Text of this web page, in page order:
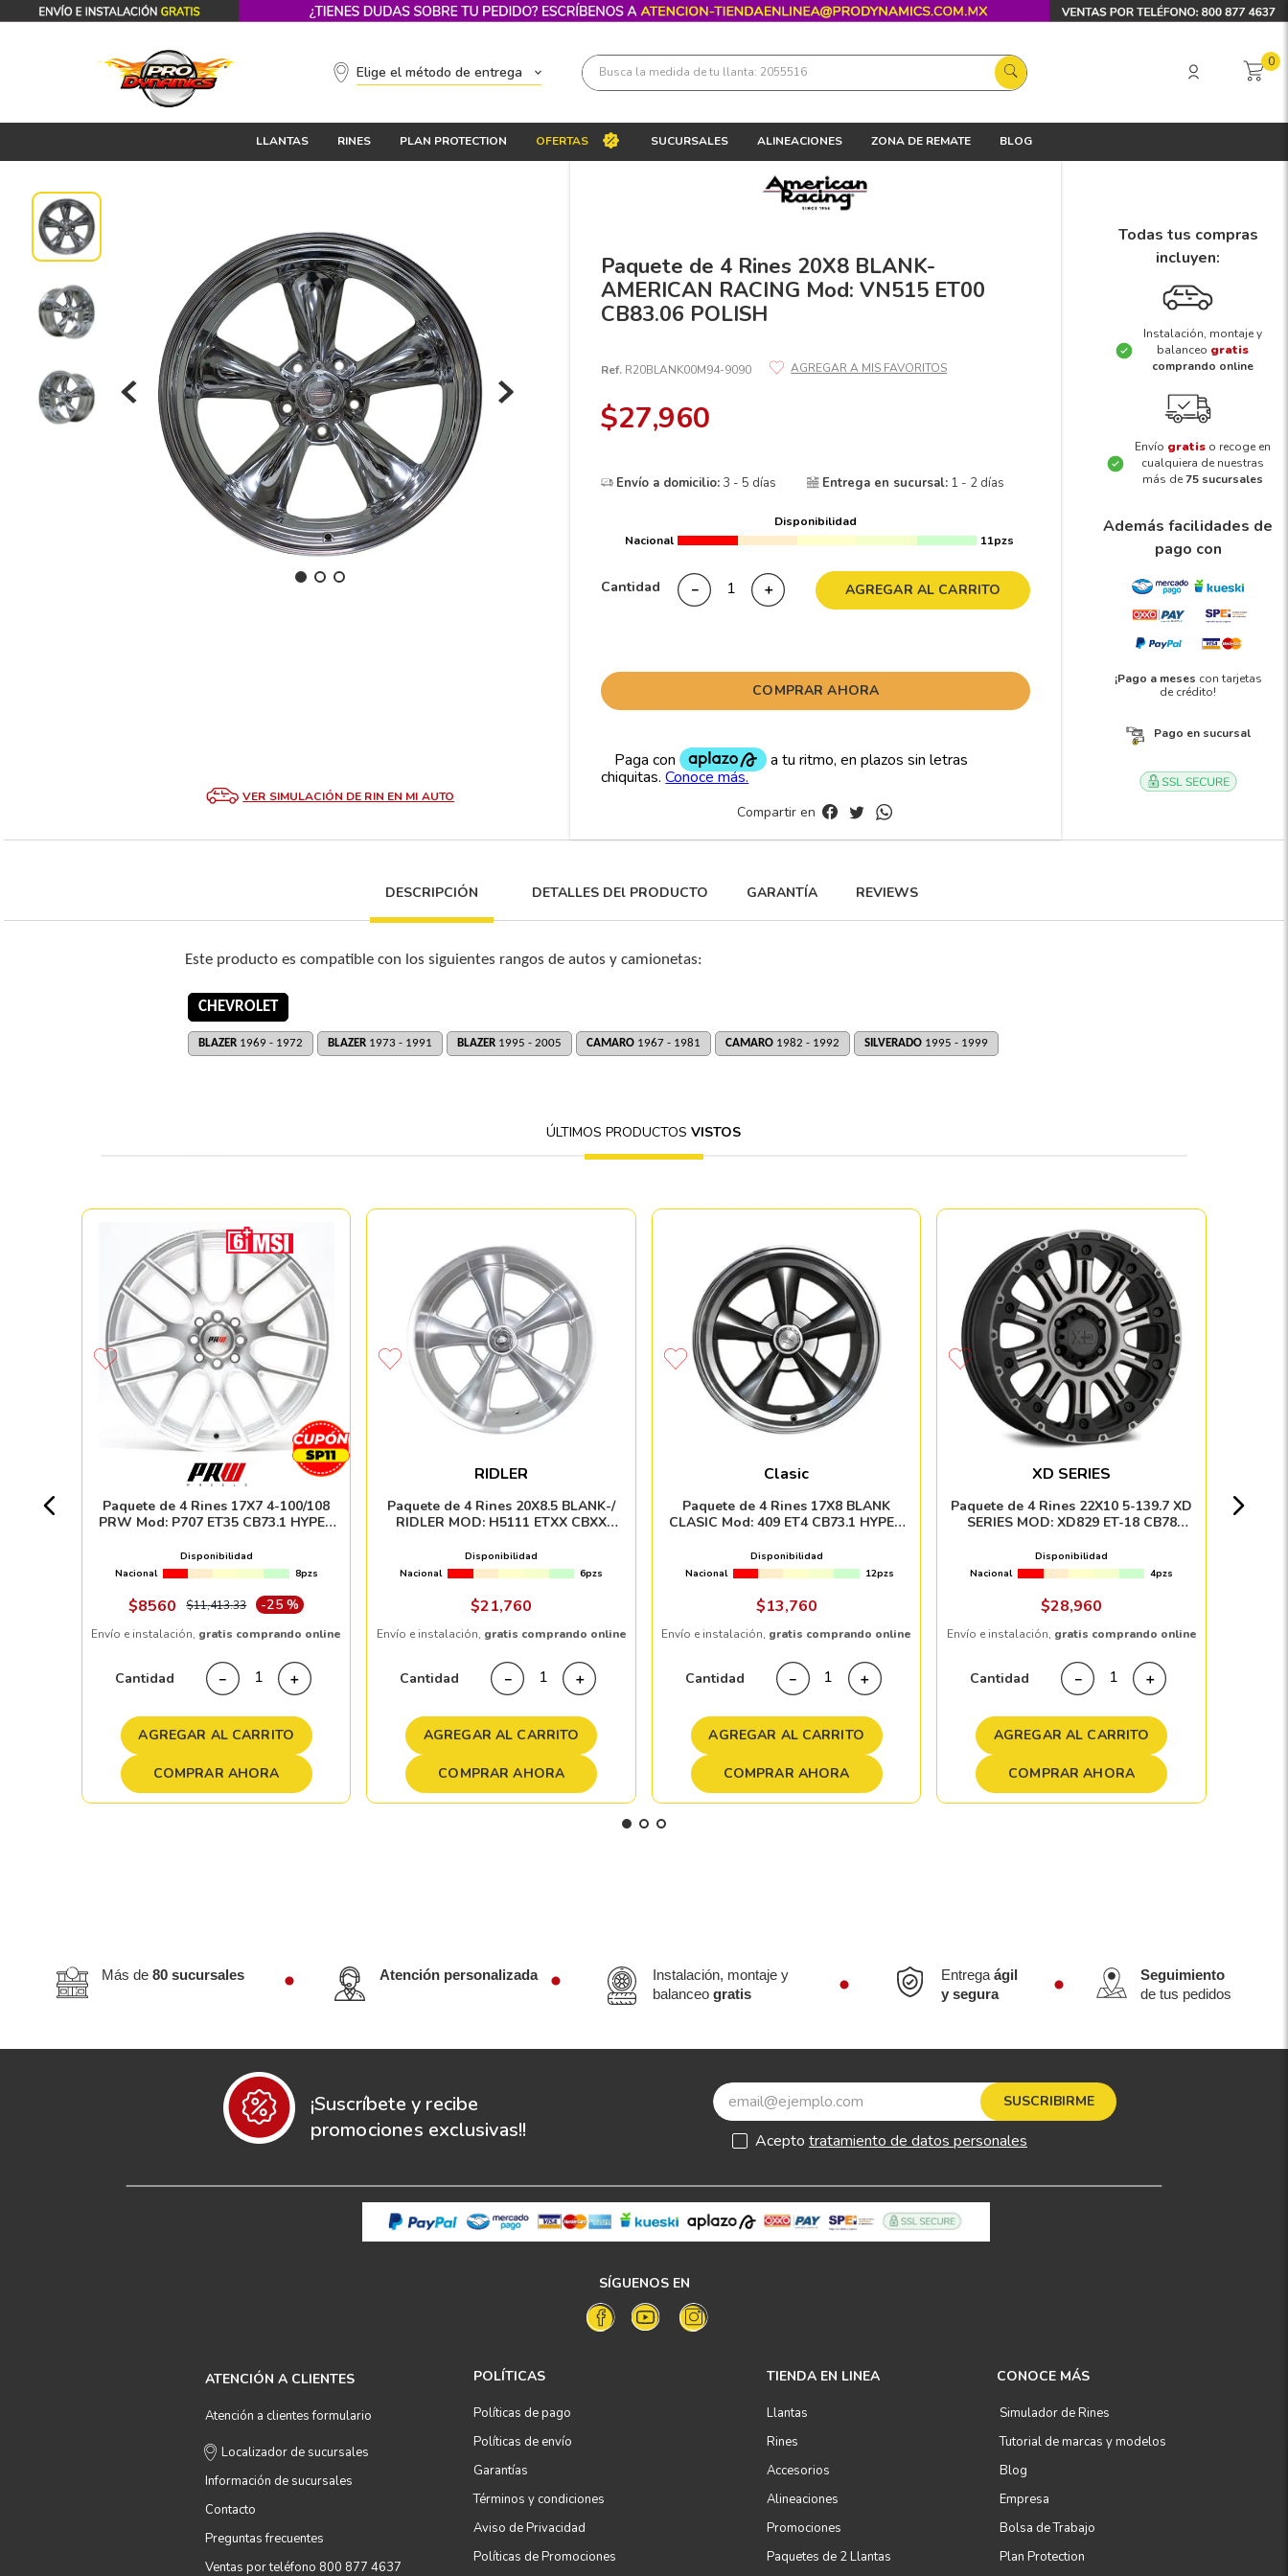
Elige el método de entrega Busca la medida de tu llanta: 2055516 0
LLANTAS RINES PLAN PROTECTION OFERTAS SUCURSALES ALINEACIONES ZONA DE REMATE BLOG
VER SIMULACIÓN DE RIN EN MI AUTO
Paquete de 4 Rines 20X8 BLANK-
AMERICAN RACING Mod: VN515 ET00
CB83.06 POLISH
Ref. R20BLANK00M94-9090
$27,960
Envío a domicilio:3 - 5 días Entrega en sucursal: 1 - 2 días
Disponibilidad
Nacional
11pzs
Cantidad ＋
－ AGREGAR AL CARRITO
COMPRAR AHORA
Compartir en
Todas tus compras
incluyen:
Instalación, montaje y
balanceo gratis
comprando online
Envío gratis o recoge en
cualquiera de nuestras
más de75 sucursales
Además facilidades de
pago con
¡Pago a meses con tarjetas
de crédito!
Pago en sucursal
DESCRIPCIÓN DETALLES DEl PRODUCTO GARANTÍA REVIEWS
Este producto es compatible con los siguientes rangos de autos y camionetas:
CHEVROLET
BLAZER 1969 - 1972 BLAZER 1973 - 1991 BLAZER 1995 - 2005 CAMARO 1967 - 1981 CAMARO 1982 - 1992 SILVERADO 1995 - 1999
ÚLTIMOS PRODUCTOSVISTOS
Paquete de 4 Rines 17X7 4-100/108
PRW Mod: P707 ET35 CB73.1 HYPER
Disponibilidad
Nacional
8pzs
$8560 $11,413.33 -25 %
Envío e instalación, gratis comprando online
Cantidad ＋
－
AGREGAR AL CARRITO
COMPRAR AHORA
RIDLER
Paquete de 4 Rines 20X8.5 BLANK-/
RIDLER MOD: H5111 ETXX CBXX
Disponibilidad
Nacional
6pzs
$21,760
Envío e instalación, gratis comprando online
Cantidad ＋
－
AGREGAR AL CARRITO
COMPRAR AHORA
Clasic
Paquete de 4 Rines 17X8 BLANK
CLASIC Mod: 409 ET4 CB73.1 HYPER
Disponibilidad
Nacional
12pzs
$13,760
Envío e instalación, gratis comprando online
Cantidad ＋
－
AGREGAR AL CARRITO
COMPRAR AHORA
XD SERIES
Paquete de 4 Rines 22X10 5-139.7 XD
SERIES MOD: XD829 ET-18 CB78
GRAY TINT
Disponibilidad
Nacional
4pzs
$28,960
Envío e instalación, gratis comprando online
Cantidad ＋
－
AGREGAR AL CARRITO
COMPRAR AHORA
Más de 80 sucursales Atención personalizada
Instalación, montaje y
balanceogratis
Entregaágil
y segura
Seguimiento
de tus pedidos
¡Suscríbete y recibe
promociones exclusivas!!
SUSCRIBIRME
Acepto tratamiento de datos personales
SÍGUENOS EN
ATENCIÓN A CLIENTES
Atención a clientes formulario
Localizador de sucursales
Información de sucursales
Contacto
Preguntas frecuentes
Ventas por teléfono 800 877 4637
POLÍTICAS
Políticas de pago
Políticas de envío
Garantías
Términos y condiciones
Aviso de Privacidad
Políticas de Promociones
TIENDA EN LINEA
Llantas
Rines
Accesorios
Alineaciones
Promociones
Paquetes de 2 Llantas
CONOCE MÁS
Simulador de Rines
Tutorial de marcas y modelos
Blog
Empresa
Bolsa de Trabajo
Plan Protection
Términos más buscados